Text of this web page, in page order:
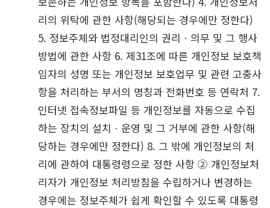
리의 위탁에 관한 사항(해당되는 경우에만 정한다)
5. 정보주체와 법정대리인의 권리ㆍ의무 및 그 행사
방법에 관한 사항 6. 제31조에 따른 개인정보 보호책
임자의 성명 또는 개인정보 보호업무 및 관련 고충사
항을 처리하는 부서의 명칭과 전화번호 등 연락처 7.
인터넷 접속정보파일 등 개인정보를 자동으로 수집
하는 장치의 설치ㆍ운영 및 그 거부에 관한 사항(해
당하는 경우에만 정한다) 8. 그 밖에 개인정보의 처
리에 관하여 대통령령으로 정한 사항 ② 개인정보처
리자가 개인정보 처리방침을 수립하거나 변경하는
경우에는 정보주체가 쉽게 확인할 수 있도록 대통령